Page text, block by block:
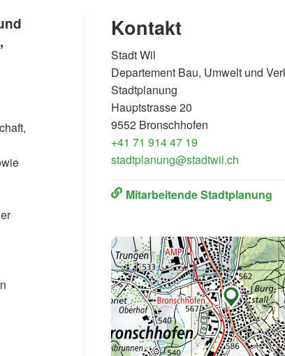
Kontakt
Stadt Wil
Departement Bau, Umwelt und
Stadtplanung
Hauptstrasse 20
9552 Bronschhofen
+41 71 914 47 19
stadtplanung@stadtwil.ch
Mitarbeitende Stadtplanung
